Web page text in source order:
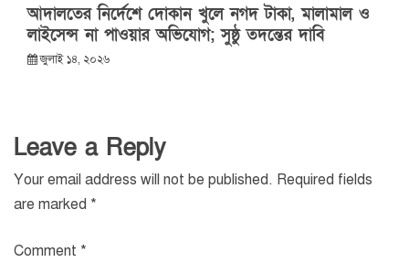
আদালতের নির্দেশে দোকান খুলে নগদ টাকা, মালামাল ও
লাইসেন্স না পাওয়ার অভিযোগ; সুষ্ঠু তদন্তের দাবি
জুলাই ১৪, ২০২৬
Leave a Reply
Your email address will not be published. Required fields
are marked *
Comment *